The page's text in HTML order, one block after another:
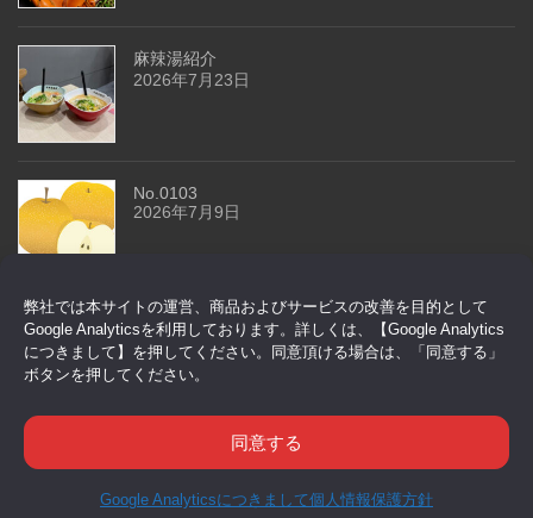
弊社では本サイトの運営、商品およびサービスの改善を目的として
Google Analyticsを利用しております。詳しくは、【Google Analytics
につきまして】を押してください。同意頂ける場合は、「同意する」
ボタンを押してください。
同意する
Google Analyticsにつきまして個人情報保護方針
麻辣湯紹介
2026年7月23日
No.0103
2026年7月9日
今回はドアセンサーです
2026年6月29日
Copyright © 株式会社トヨトモ All Rights Reserved.
アクセス お問い合わせ